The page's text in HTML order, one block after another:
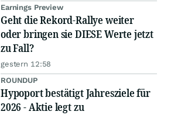
Earnings Preview
Geht die Rekord-Rallye weiter
oder bringen sie DIESE Werte jetzt
zu Fall?
gestern 12:58
ROUNDUP
Hypoport bestätigt Jahresziele für
2026 - Aktie legt zu